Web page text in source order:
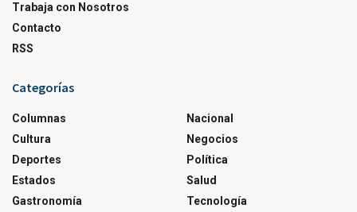
Trabaja con Nosotros
Contacto
RSS
Categorías
Columnas
Cultura
Deportes
Estados
Gastronomía
Nacional
Negocios
Política
Salud
Tecnología